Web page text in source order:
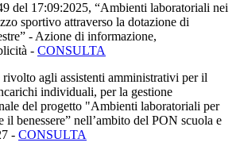
del 17:09:2025, “Ambienti laboratoriali nei
sportivo attraverso la dotazione di
- Azione di informazione,
- CONSULTA
agli assistenti amministrativi per il
individuali, per la gestione
del progetto "Ambienti laboratoriali per
il benessere” nell’ambito del PON scuola e
- CONSULTA